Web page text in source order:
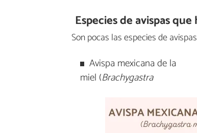
Especies de avispas
Son pocas las especies de
Avispa mexicana de la
miel (Brachygastra